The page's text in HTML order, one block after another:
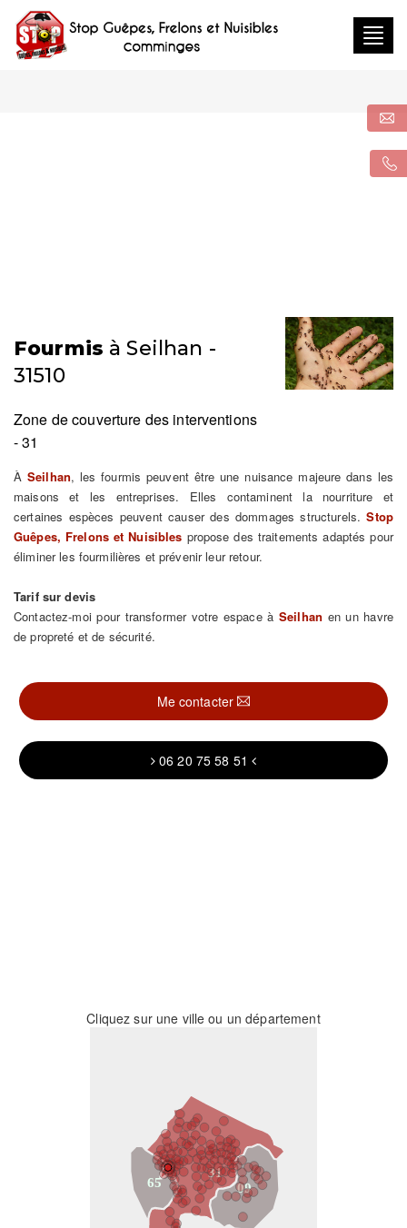
Fourmis à Seilhan -
31510
Zone de couverture des interventions
- 31
À Seilhan, les fourmis peuvent être une nuisance majeure dans les
maisons et les entreprises. Elles contaminent la nourriture et
certaines espèces peuvent causer des dommages structurels.Stop
Guêpes, Frelons et Nuisibles propose des traitements adaptés pour
éliminer les fourmilières et prévenir leur retour.
Tarif sur devis
Contactez-moi pour transformer votre espace àSeilhan en un havre
de propreté et de sécurité.
Me contacter
06 20 75 58 51
Cliquez sur une ville ou un département
31
09
65